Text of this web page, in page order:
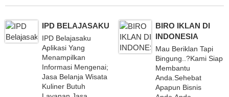
IPD BELAJASAKU
IPD Belajasaku
Aplikasi Yang
Menampilkan
Informasi Mengenai;
Jasa Belanja Wisata
Kuliner Butuh
BIRO IKLAN DI
INDONESIA
Mau Beriklan Tapi
Bingung..?Kami Siap
Membantu
Anda.Sehebat
Apapun Bisnis